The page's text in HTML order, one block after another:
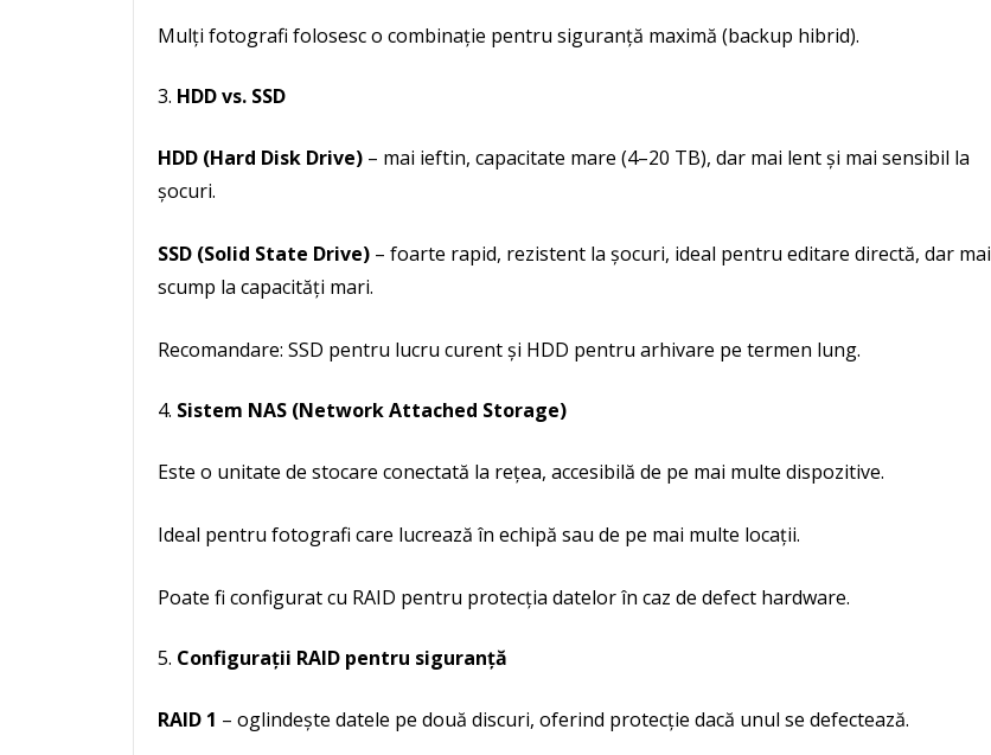
Mulți fotografi folosesc o combinație pentru siguranță maximă (backup hibrid).
HDD vs. SSD
HDD (Hard Disk Drive) – mai ieftin, capacitate mare (4–20 TB), dar mai lent și mai sensibil la
șocuri.
SSD (Solid State Drive) – foarte rapid, rezistent la șocuri, ideal pentru editare directă, dar mai
scump la capacități mari.
Recomandare: SSD pentru lucru curent și HDD pentru arhivare pe termen lung.
Sistem NAS (Network Attached Storage)
Este o unitate de stocare conectată la rețea, accesibilă de pe mai multe dispozitive.
Ideal pentru fotografi care lucrează în echipă sau de pe mai multe locații.
Poate fi configurat cu RAID pentru protecția datelor în caz de defect hardware.
Configurații RAID pentru siguranță
RAID 1 – oglindește datele pe două discuri, oferind protecție dacă unul se defectează.